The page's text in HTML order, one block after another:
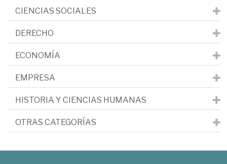
CIENCIAS SOCIALES
DERECHO
ECONOMÍA
EMPRESA
HISTORIA Y CIENCIAS HUMANAS
OTRAS CATEGORÍAS